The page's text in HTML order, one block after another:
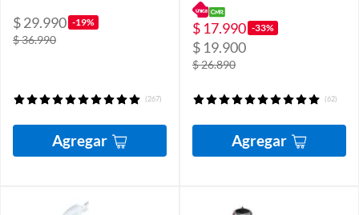
$ 29.990 -19%
$ 36.990
(267)
Agregar
$ 17.990 -33%
$ 19.900
$ 26.890
(62)
Agregar